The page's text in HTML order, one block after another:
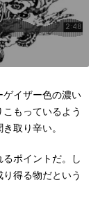
ゲイザー色の濃い
もっているよう
取り辛い。
ポイントだ。し
得る物だという